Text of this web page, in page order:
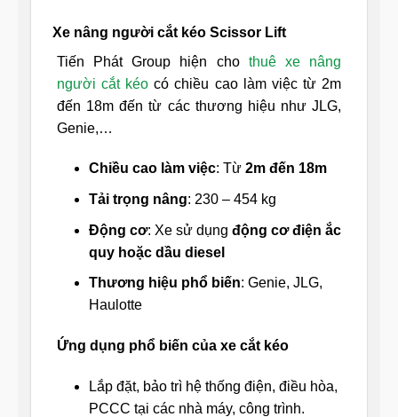
Xe nâng người cắt kéo Scissor Lift
Tiến Phát Group hiện cho thuê xe nâng
người cắt kéocó chiều cao làm việc từ 2m
đến 18m đến từ các thương hiệu như JLG,
Genie,…
Chiều cao làm việc: Từ 2m đến 18m
Tải trọng nâng: 230 – 454 kg
Động cơ: Xe sử dụng động cơ điện ắc
quy hoặc dầu diesel
Thương hiệu phổ biến: Genie, JLG,
Haulotte
Ứng dụng phổ biến của xe cắt kéo
Lắp đặt, bảo trì hệ thống điện, điều hòa,
PCCC tại các nhà máy, công trình.